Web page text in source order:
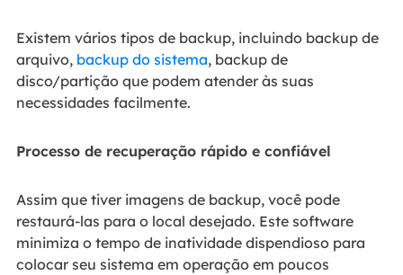
Existem vários tipos de backup, incluindo backup de
arquivo, backup do sistema, backup de
disco/partição que podem atender às suas
necessidades facilmente.
Processo de recuperação rápido e confiável
Assim que tiver imagens de backup, você pode
restaurá-las para o local desejado. Este software
minimiza o tempo de inatividade dispendioso para
colocar seu sistema em operação em poucos